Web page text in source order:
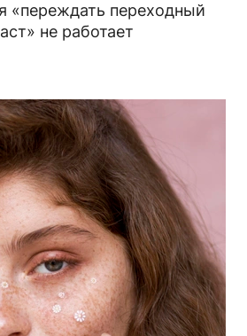
«переждать переходный
не работает